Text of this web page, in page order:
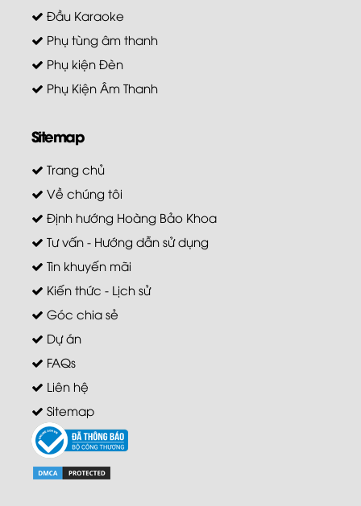
Đầu Karaoke
Phụ tùng âm thanh
Phụ kiện Đèn
Phụ Kiện Âm Thanh
Sitemap
Trang chủ
Về chúng tôi
Định hướng Hoàng Bảo Khoa
Tư vấn - Hướng dẫn sử dụng
Tin khuyến mãi
Kiến thức - Lịch sử
Góc chia sẻ
Dự án
FAQs
Liên hệ
Sitemap